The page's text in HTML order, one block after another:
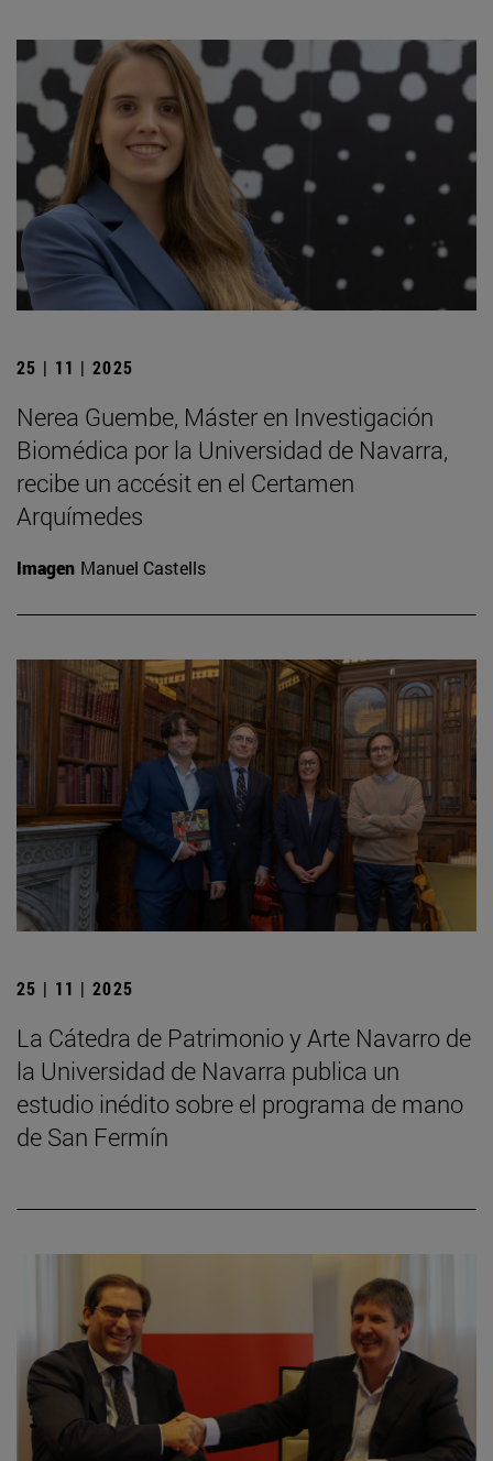
25 | 11 | 2025
Nerea Guembe, Máster en Investigación
Biomédica por la Universidad de Navarra,
recibe un accésit en el Certamen
Arquímedes
Imagen Manuel Castells
25 | 11 | 2025
La Cátedra de Patrimonio y Arte Navarro de
la Universidad de Navarra publica un
estudio inédito sobre el programa de mano
de San Fermín